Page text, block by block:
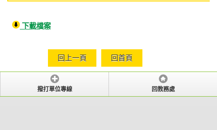
下載檔案
回上一頁 回首頁
撥打單位專線 回教務處